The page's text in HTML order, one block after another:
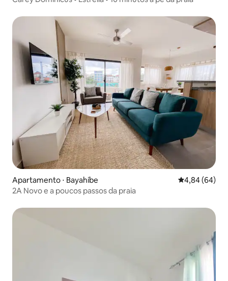
Apartamento ⋅ Bayahíbe 4,84 de uma
4,84 (64)
2A Novo e a poucos passos da praia